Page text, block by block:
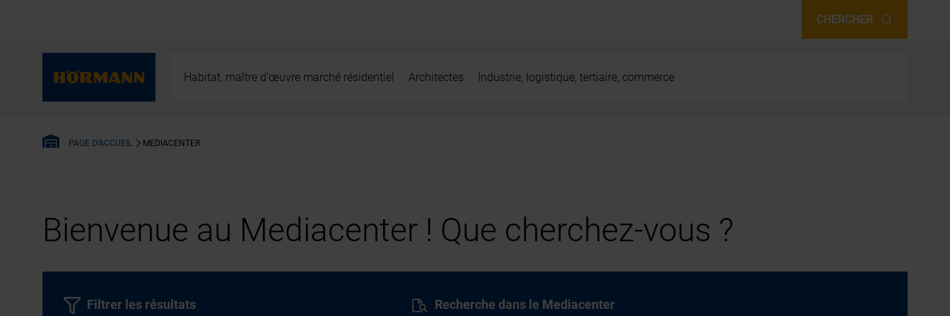
CHERCHER
Habitat, maître d’œuvre marché résidentiel Architectes Industrie, logistique, tertiaire, commerce
PAGE D'ACCUEIL MEDIACENTER
Bienvenue au Mediacenter ! Que cherchez-vous ?
Recherche dans le Mediacenter
Filtrer les résultats